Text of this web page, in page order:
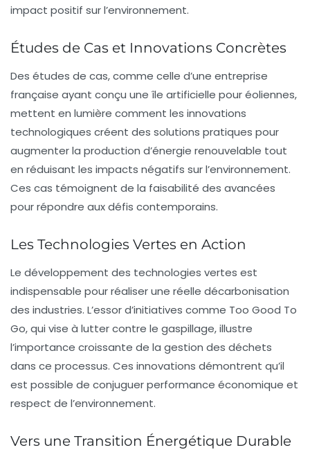
impact positif sur l’environnement.
Études de Cas et Innovations Concrètes
Des études de cas, comme celle d’une entreprise
française ayant conçu une île artificielle pour éoliennes,
mettent en lumière comment les innovations
technologiques créent des solutions pratiques pour
augmenter la production d’énergie renouvelable tout
en réduisant les impacts négatifs sur l’environnement.
Ces cas témoignent de la faisabilité des avancées
pour répondre aux défis contemporains.
Les Technologies Vertes en Action
Le développement des technologies vertes est
indispensable pour réaliser une réelle décarbonisation
des industries. L’essor d’initiatives comme Too Good To
Go, qui vise à lutter contre le gaspillage, illustre
l’importance croissante de la gestion des déchets
dans ce processus. Ces innovations démontrent qu’il
est possible de conjuguer performance économique et
respect de l’environnement.
Vers une Transition Énergétique Durable